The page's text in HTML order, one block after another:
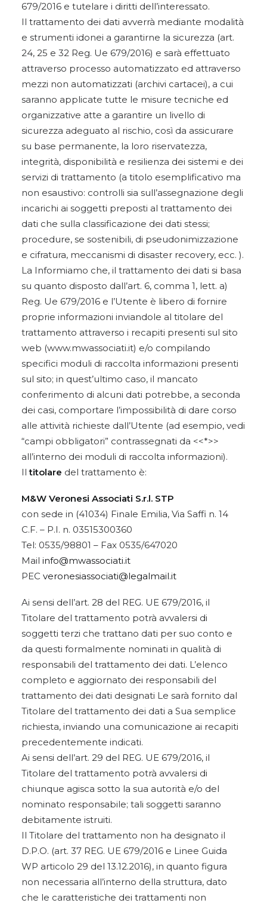
679/2016 e tutelare i diritti dell’interessato.
Il trattamento dei dati avverrà mediante modalità
e strumenti idonei a garantirne la sicurezza (art.
24, 25 e 32 Reg. Ue 679/2016) e sarà effettuato
attraverso processo automatizzato ed attraverso
mezzi non automatizzati (archivi cartacei), a cui
saranno applicate tutte le misure tecniche ed
organizzative atte a garantire un livello di
sicurezza adeguato al rischio, così da assicurare
su base permanente, la loro riservatezza,
integrità, disponibilità e resilienza dei sistemi e dei
servizi di trattamento (a titolo esemplificativo ma
non esaustivo: controlli sia sull’assegnazione degli
incarichi ai soggetti preposti al trattamento dei
dati che sulla classificazione dei dati stessi;
procedure, se sostenibili, di pseudonimizzazione
e cifratura, meccanismi di disaster recovery, ecc. ).
La Informiamo che, il trattamento dei dati si basa
su quanto disposto dall’art. 6, comma 1, lett. a)
Reg. Ue 679/2016 e l’Utente è libero di fornire
proprie informazioni inviandole al titolare del
trattamento attraverso i recapiti presenti sul sito
web (www.mwassociati.it) e/o compilando
specifici moduli di raccolta informazioni presenti
sul sito; in quest’ultimo caso, il mancato
conferimento di alcuni dati potrebbe, a seconda
dei casi, comportare l’impossibilità di dare corso
alle attività richieste dall’Utente (ad esempio, vedi
“campi obbligatori” contrassegnati da <<*>>
all’interno dei moduli di raccolta informazioni).
Iltitolare del trattamento è:
M&W Veronesi Associati S.r.l. STP
con sede in (41034) Finale Emilia, Via Saffi n. 14
C.F. – P.I. n. 03515300360
Tel: 0535/98801 – Fax 0535/647020
Mail info@mwassociati.it
PEC veronesiassociati@legalmail.it
Ai sensi dell’art. 28 del REG. UE 679/2016, il
Titolare del trattamento potrà avvalersi di
soggetti terzi che trattano dati per suo conto e
da questi formalmente nominati in qualità di
responsabili del trattamento dei dati. L’elenco
completo e aggiornato dei responsabili del
trattamento dei dati designati Le sarà fornito dal
Titolare del trattamento dei dati a Sua semplice
richiesta, inviando una comunicazione ai recapiti
precedentemente indicati.
Ai sensi dell’art. 29 del REG. UE 679/2016, il
Titolare del trattamento potrà avvalersi di
chiunque agisca sotto la sua autorità e/o del
nominato responsabile; tali soggetti saranno
debitamente istruiti.
Il Titolare del trattamento non ha designato il
D.P.O. (art. 37 REG. UE 679/2016 e Linee Guida
WP articolo 29 del 13.12.2016), in quanto figura
non necessaria all’interno della struttura, dato
che le caratteristiche dei trattamenti non